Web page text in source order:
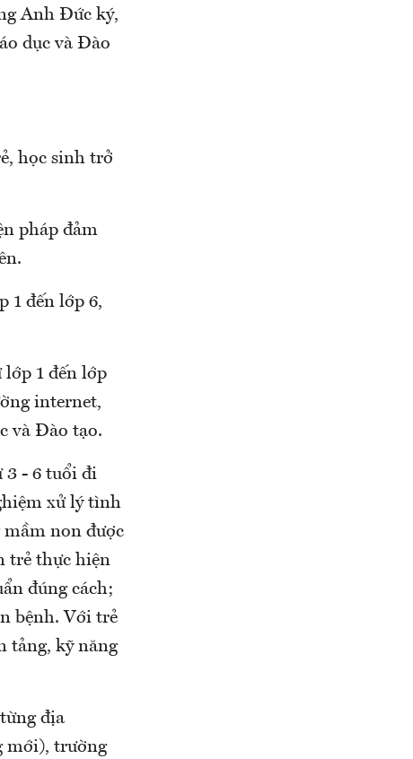
Anh Đức ký,
dục và Đào
học sinh trở
pháp đảm
1 đến lớp 6,
1 đến lớp
internet,
và Đào tạo.
3 - 6 tuổi đi
xử lý tình
non được
trẻ thực hiện
đúng cách;
bệnh. Với trẻ
tảng, kỹ năng
địa
mới), trường